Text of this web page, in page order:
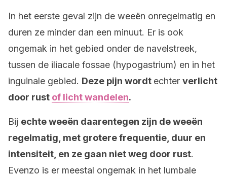
In het eerste geval zijn de weeën onregelmatig en
duren ze minder dan een minuut. Er is ook
ongemak in het gebied onder de navelstreek,
tussen de iliacale fossae (hypogastrium) en in het
inguinale gebied. Deze pijn wordt echter verlicht
door rust of licht wandelen.
Bij echte weeën daarentegen zijn de weeën
regelmatig, met grotere frequentie, duur en
intensiteit, en ze gaan niet weg door rust.
Evenzo is er meestal ongemak in het lumbale